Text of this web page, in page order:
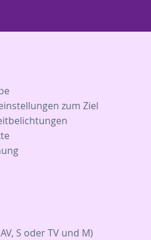
zum Ziel
S oder TV und M)